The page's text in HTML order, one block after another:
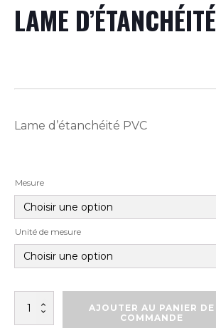
LAME D’ÉTANCHÉITÉ
Lame d’étanchéité PVC
Mesure
Unité de mesure
quantité
AJOUTER AU PANIER DE
COMMANDE